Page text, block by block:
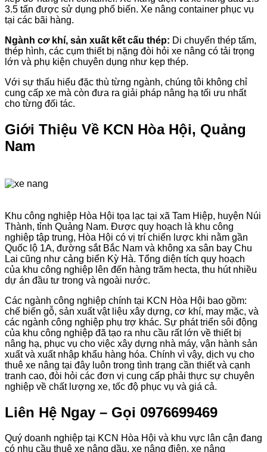
3.5 tấn được sử dụng phổ biến. Xe nâng container phục vụ
tại các bãi hàng.
Ngành cơ khí, sản xuất kết cấu thép: Di chuyển thép tấm,
thép hình, các cụm thiết bị nặng đòi hỏi xe nâng có tải trọng
lớn và phụ kiện chuyên dụng như kẹp thép.
Với sự thấu hiểu đặc thù từng ngành, chúng tôi không chỉ
cung cấp xe mà còn đưa ra giải pháp nâng hạ tối ưu nhất
cho từng đối tác.
Giới Thiệu Về KCN Hòa Hội, Quảng
Nam
Khu công nghiệp Hòa Hội tọa lạc tại xã Tam Hiệp, huyện Núi
Thành, tỉnh Quảng Nam. Được quy hoạch là khu công
nghiệp tập trung, Hòa Hội có vị trí chiến lược khi nằm gần
Quốc lộ 1A, đường sắt Bắc Nam và không xa sân bay Chu
Lai cũng như cảng biển Kỳ Hà. Tổng diện tích quy hoạch
của khu công nghiệp lên đến hàng trăm hecta, thu hút nhiều
dự án đầu tư trong và ngoài nước.
Các ngành công nghiệp chính tại KCN Hòa Hội bao gồm:
chế biến gỗ, sản xuất vật liệu xây dựng, cơ khí, may mặc, và
các ngành công nghiệp phụ trợ khác. Sự phát triển sôi động
của khu công nghiệp đã tạo ra nhu cầu rất lớn về thiết bị
nâng hạ, phục vụ cho việc xây dựng nhà máy, vận hành sản
xuất và xuất nhập khẩu hàng hóa. Chính vì vậy, dịch vụ cho
thuê xe nâng tại đây luôn trong tình trạng cần thiết và cạnh
tranh cao, đòi hỏi các đơn vị cung cấp phải thực sự chuyên
nghiệp về chất lượng xe, tốc độ phục vụ và giá cả.
Liên Hệ Ngay – Gọi 0976699469
Quý doanh nghiệp tại KCN Hòa Hội và khu vực lân cận đang
có nhu cầu thuê xe nâng dầu, xe nâng điện, xe nâng